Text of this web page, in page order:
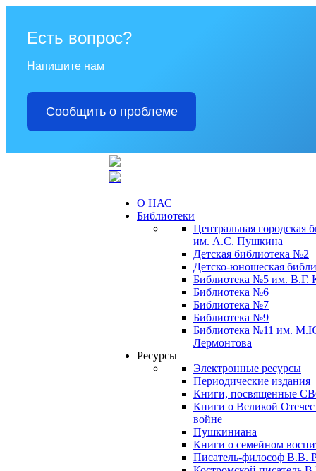
Есть вопрос?
Напишите нам
Сообщить о проблеме
О НАС
Библиотеки
Центральная городская
им. А.С. Пушкина
Детская библиотека №2
Детско-юношеская
Библиотека №5 им. В.Г.
Библиотека №6
Библиотека №7
Библиотека №9
Библиотека №11 им.
Лермонтова
Ресурсы
Электронные ресурсы
Периодические издания
Книги, посвященные
Книги о Великой
войне
Пушкиниана
Книги о семейном
Писатель-философ В.В.